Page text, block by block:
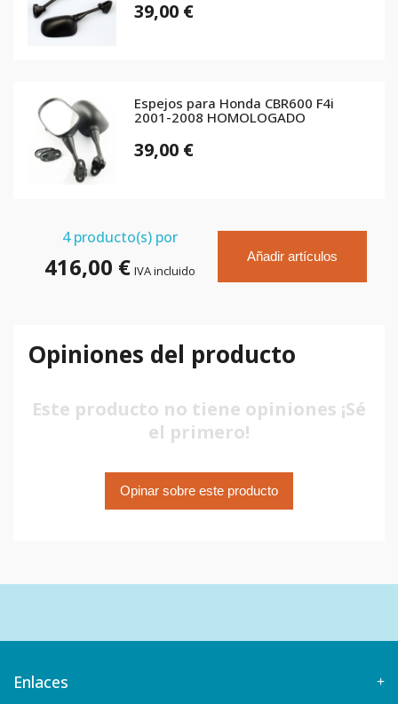
39,00 €
Espejos para Honda CBR600 F4i
2001-2008 HOMOLOGADO
39,00 €
4producto(s) por
416,00 € IVA incluido
Añadir artículos
Opiniones del producto
Este producto no tiene opiniones ¡Sé
el primero!
Opinar sobre este producto
Enlaces